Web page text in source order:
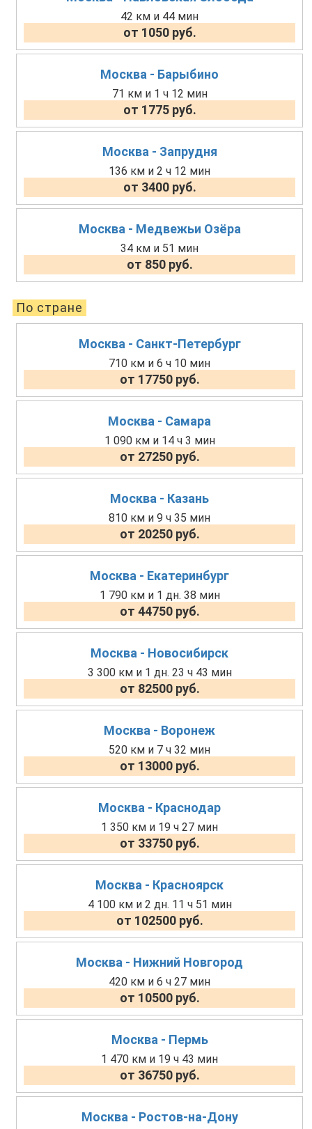
42 км и 44 мин
от 1050 руб.
Москва - Барыбино
71 км и 1 ч 12 мин
от 1775 руб.
Москва - Запрудня
136 км и 2 ч 12 мин
от 3400 руб.
Москва - Медвежьи Озёра
34 км и 51 мин
от 850 руб.
По стране
Москва - Санкт-Петербург
710 км и 6 ч 10 мин
от 17750 руб.
Москва - Самара
1 090 км и 14 ч 3 мин
от 27250 руб.
Москва - Казань
810 км и 9 ч 35 мин
от 20250 руб.
Москва - Екатеринбург
1 790 км и 1 дн. 38 мин
от 44750 руб.
Москва - Новосибирск
3 300 км и 1 дн. 23 ч 43 мин
от 82500 руб.
Москва - Воронеж
520 км и 7 ч 32 мин
от 13000 руб.
Москва - Краснодар
1 350 км и 19 ч 27 мин
от 33750 руб.
Москва - Красноярск
4 100 км и 2 дн. 11 ч 51 мин
от 102500 руб.
Москва - Нижний Новгород
420 км и 6 ч 27 мин
от 10500 руб.
Москва - Пермь
1 470 км и 19 ч 43 мин
от 36750 руб.
Москва - Ростов-на-Дону